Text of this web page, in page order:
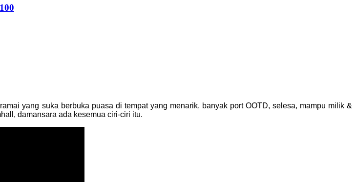
yang suka berbuka puasa di tempat yang menarik, banyak port OOTD, selesa, mampu milik &
damansara ada kesemua ciri-ciri itu.